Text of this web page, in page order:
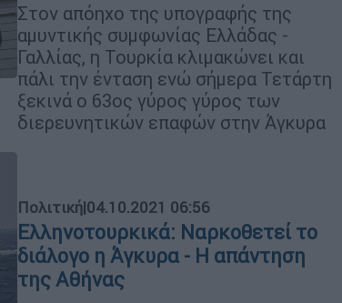
Στον απόηχο της υπογραφής της
αμυντικής συμφωνίας Ελλάδας -
Γαλλίας, η Τουρκία κλιμακώνει και
πάλι την ένταση ενώ σήμερα Τετάρτη
ξεκινά ο 63ος γύρος γύρος των
διερευνητικών επαφών στην Άγκυρα
Πολιτική|04.10.2021 06:56
Ελληνοτουρκικά: Ναρκοθετεί το
διάλογο η Άγκυρα - Η απάντηση
της Αθήνας